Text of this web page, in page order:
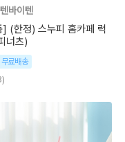
바이텐
] (한정) 스누피 홈카페 럭
너츠)
무료배송